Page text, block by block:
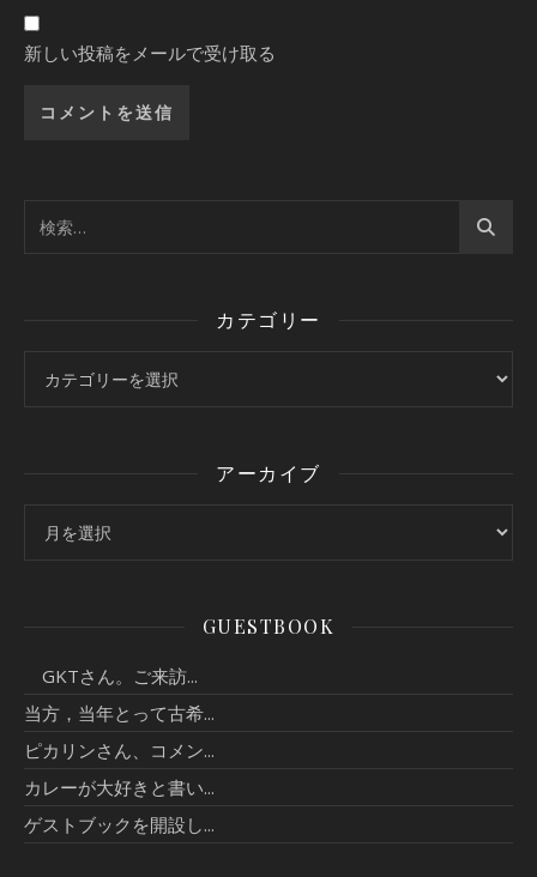
新しい投稿をメールで受け取る
カテゴリー
アーカイブ
GUESTBOOK
GKTさん。ご来訪...
当方，当年とって古希...
ピカリンさん、コメン...
カレーが大好きと書い...
ゲストブックを開設し...